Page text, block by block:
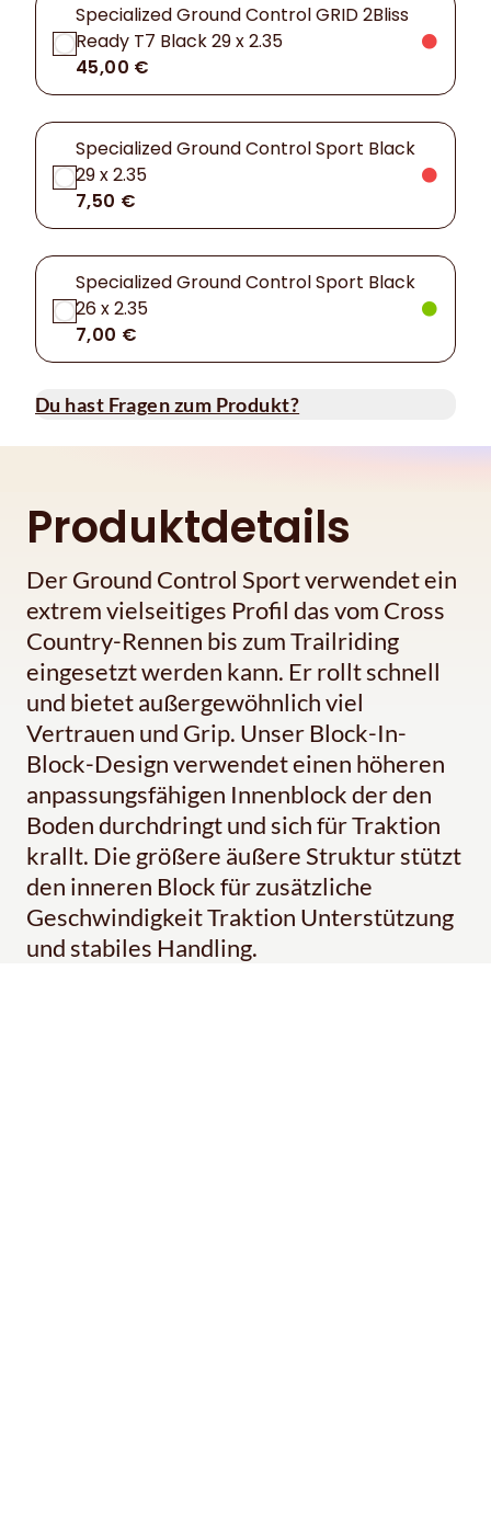
Specialized Ground Control GRID 2Bliss
Ready T7 Black 29 x 2.35
45,00 €
Specialized Ground Control Sport Black
29 x 2.35
7,50 €
Specialized Ground Control Sport Black
26 x 2.35
7,00 €
Du hast Fragen zum Produkt?
Produktdetails
Der Ground Control Sport verwendet ein
extrem vielseitiges Profil das vom Cross
Country-Rennen bis zum Trailriding
eingesetzt werden kann. Er rollt schnell
und bietet außergewöhnlich viel
Vertrauen und Grip. Unser Block-In-
Block-Design verwendet einen höheren
anpassungsfähigen Innenblock der den
Boden durchdringt und sich für Traktion
krallt. Die größere äußere Struktur stützt
den inneren Block für zusätzliche
Geschwindigkeit Traktion Unterstützung
und stabiles Handling.